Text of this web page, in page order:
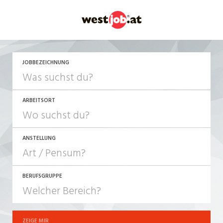
JOBBEZEICHNUNG
ARBEITSORT
ANSTELLUNG
JOB-TYP
Festanstellung
BERUFSGRUPPE
ZEIGE MIR